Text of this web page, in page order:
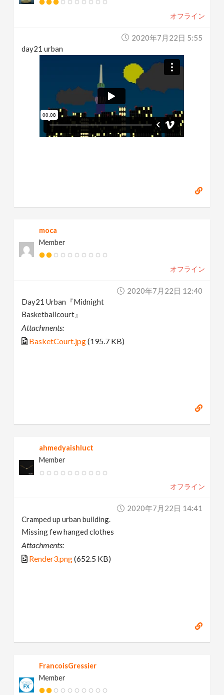
オフライン
2020年7月22日 5:55
day21 urban
moca
Member
オフライン
2020年7月22日 12:40
Day21 Urban『Midnight
Basketballcourt』
Attachments:
BasketCourt.jpg(195.7 KB)
ahmedyaishluct
Member
オフライン
2020年7月22日 14:41
Cramped up urban building.
Missing few hanged clothes
Attachments:
Render3.png(652.5 KB)
FrancoisGressier
Member